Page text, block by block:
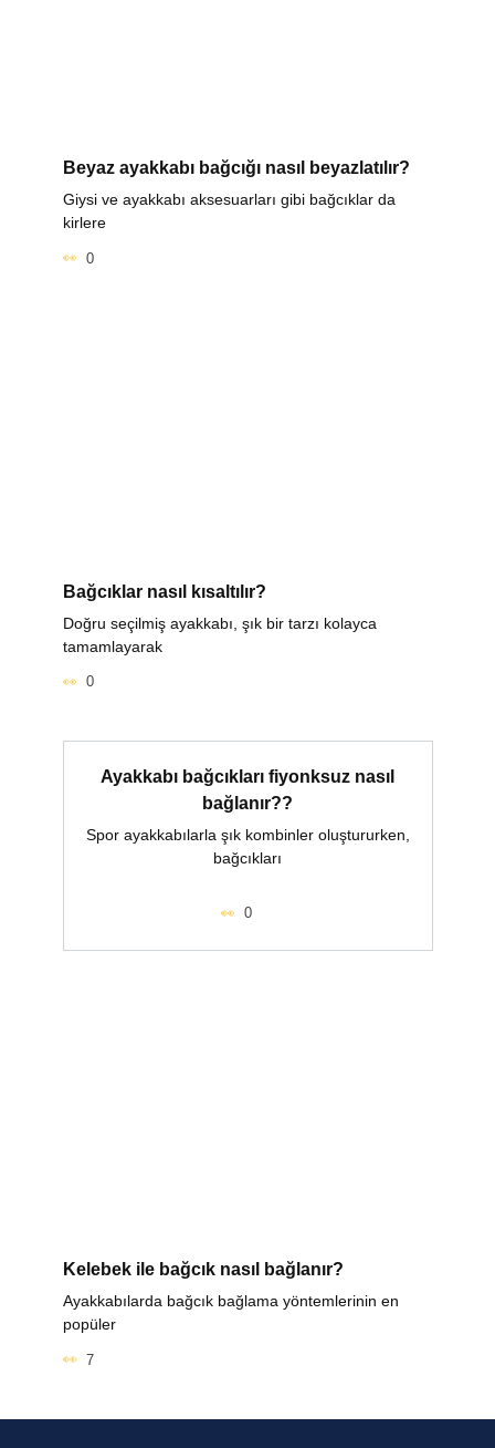
Beyaz ayakkabı bağcığı nasıl beyazlatılır?
Giysi ve ayakkabı aksesuarları gibi bağcıklar da
kirlere
0
Bağcıklar nasıl kısaltılır?
Doğru seçilmiş ayakkabı, şık bir tarzı kolayca
tamamlayarak
0
Ayakkabı bağcıkları fiyonksuz nasıl
bağlanır??
Spor ayakkabılarla şık kombinler oluştururken,
bağcıkları
0
Kelebek ile bağcık nasıl bağlanır?
Ayakkabılarda bağcık bağlama yöntemlerinin en
popüler
7